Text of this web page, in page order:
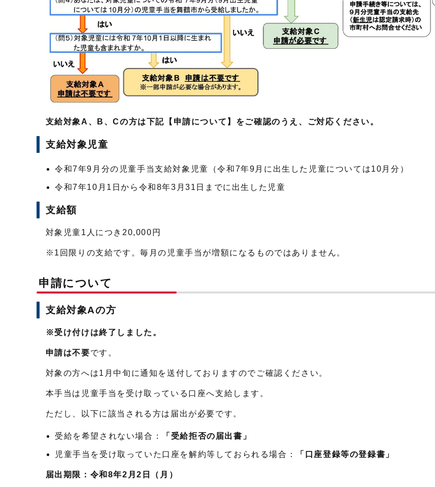
支給対象A、B、Cの方は下記【申請について】をご確認のうえ、ご対応ください。
支給対象児童
令和7年9月分の児童手当支給対象児童（令和7年9月に出生した児童については10月分）
令和7年10月1日から令和8年3月31日までに出生した児童
支給額
対象児童1人につき20,000円
※1回限りの支給です。毎月の児童手当が増額になるものではありません。
申請について
支給対象Aの方
※受け付けは終了しました。
申請は不要です。
対象の方へは1月中旬に通知を送付しておりますのでご確認ください。
本手当は児童手当を受け取っている口座へ支給します。
ただし、以下に該当される方は届出が必要です。
受給を希望されない場合： 「受給拒否の届出書」
児童手当を受け取っていた口座を解約等しておられる場合： 「口座登録等の登録書」
届出期限：令和8年2月2日（月）